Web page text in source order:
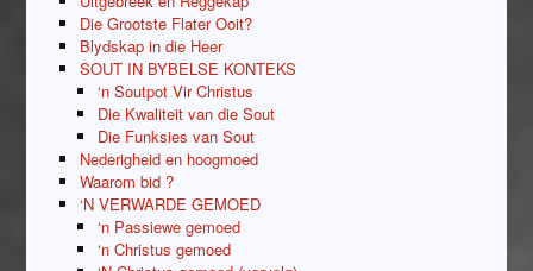
Die Grootste Flater Ooit?
Blydskap in die Heer
SOUT IN BYBELSE KONTEKS
‘n Soutpot Vir Christus
Die Kwaliteit van die Sout
Die Funksies van Sout
Nederigheid en hoogmoed
Waarom bid ?
‘N VERWARDE GEMOED
‘n Passiewe gemoed
‘n Christus gemoed